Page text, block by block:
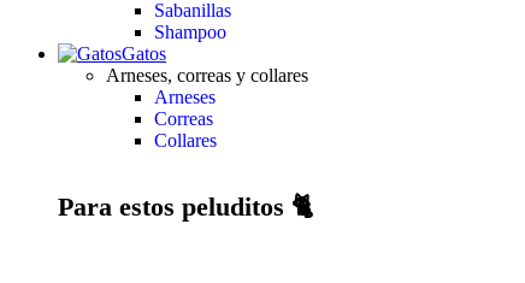
Sabanillas
Shampoo
Gatos
Arneses, correas y collares
Arneses
Correas
Collares
Para estos peluditos 🐈